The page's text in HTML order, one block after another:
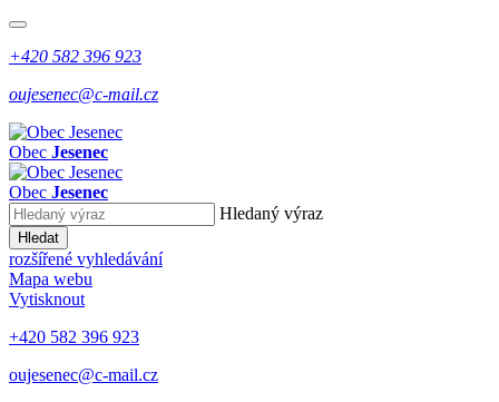
+420 582 396 923
oujesenec@c-mail.cz
Obec Jesenec
Obec Jesenec
Hledaný výraz
Hledat
rozšířené vyhledávání
Mapa webu
Vytisknout
+420 582 396 923
oujesenec@c-mail.cz